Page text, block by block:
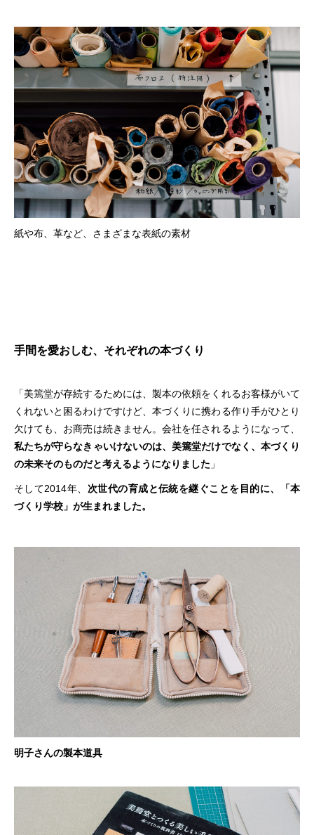
紙や布、革など、さまざまな表紙の素材
手間を愛おしむ、それぞれの本づくり
「美篶堂が存続するためには、製本の依頼をくれるお客様がいて
くれないと困るわけですけど、本づくりに携わる作り手がひとり
欠けても、お商売は続きません。会社を任されるようになって、
私たちが守らなきゃいけないのは、美篶堂だけでなく、本づくり
の未来そのものだと考えるようになりました 」
そして2014年、 次世代の育成と伝統を継ぐことを目的に、「本
づくり学校」が生まれました。
明子さんの製本道具